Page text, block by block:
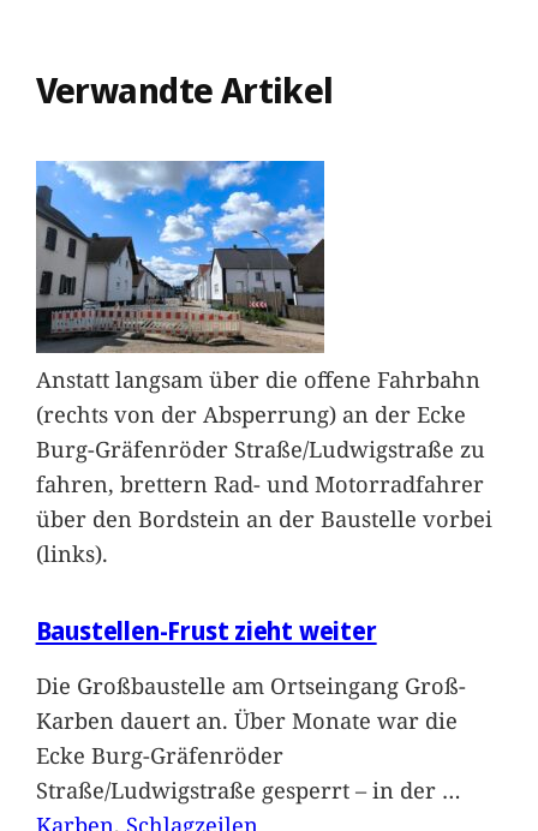
Verwandte Artikel
Anstatt langsam über die offene Fahrbahn
(rechts von der Absperrung) an der Ecke
Burg-Gräfenröder Straße/Ludwigstraße zu
fahren, brettern Rad- und Motorradfahrer
über den Bordstein an der Baustelle vorbei
(links).
Baustellen-Frust zieht weiter
Die Großbaustelle am Ortseingang Groß-
Karben dauert an. Über Monate war die
Ecke Burg-Gräfenröder
Straße/Ludwigstraße gesperrt – in der …
Karben, Schlagzeilen